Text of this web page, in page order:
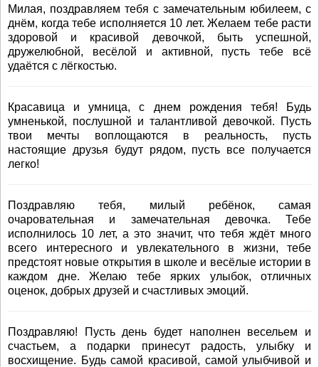
Милая, поздравляем тебя с замечательным юбилеем, с
днём, когда тебе исполняется 10 лет. Желаем тебе расти
здоровой и красивой девочкой, быть успешной,
дружелюбной, весёлой и активной, пусть тебе всё
удаётся с лёгкостью.
Красавица и умница, с днем рождения тебя! Будь
умненькой, послушной и талантливой девочкой. Пусть
твои мечты воплощаются в реальность, пусть
настоящие друзья будут рядом, пусть все получается
легко!
Поздравляю тебя, милый ребёнок, самая
очаровательная и замечательная девочка. Тебе
исполнилось 10 лет, а это значит, что тебя ждёт много
всего интересного и увлекательного в жизни, тебе
предстоят новые открытия в школе и весёлые истории в
каждом дне. Желаю тебе ярких улыбок, отличных
оценок, добрых друзей и счастливых эмоций.
Поздравляю! Пусть день будет наполнен весельем и
счастьем, а подарки принесут радость, улыбку и
восхищение. Будь самой красивой, самой улыбчивой и